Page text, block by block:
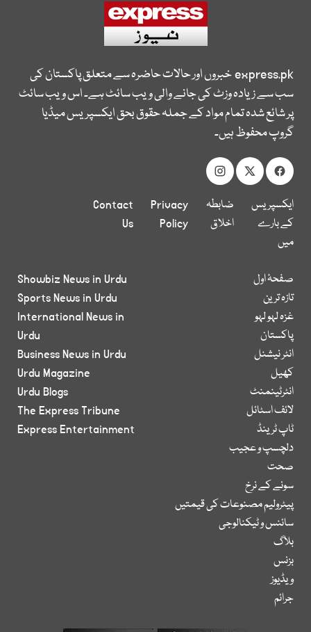
express.pkخبروں اور حالات حاضرہ سے متعلق پاکستان کی
سب سے زیادہ وزٹ کی جانے والی ویب سائٹ ہے۔ اس ویب سائٹ
پر شائع شدہ تمام مواد کے جملہ حقوق بحق ایکسپریس میڈیا
گروپ محفوظ ہیں۔
ایکسپریس
کے بارے
میں
ضابطہ
اخلاق
Privacy
Policy
Contact
Us
صفحۂ اول
تازہ ترین
غزہ لہو لہو
پاکستان
انٹر نیشنل
کھیل
انٹرٹینمنٹ
لائف اسٹائل
ٹاپ ٹرینڈ
دلچسپ و عجیب
صحت
سونے کے نرخ
پیٹرولیم مصنوعات کی قیمتیں
سائنس و ٹیکنالوجی
بلاگ
بزنس
ویڈیوز
جرائم
Showbiz News in Urdu
Sports News in Urdu
International News in
Urdu
Business News in Urdu
Urdu Magazine
Urdu Blogs
The Express Tribune
Express Entertainment